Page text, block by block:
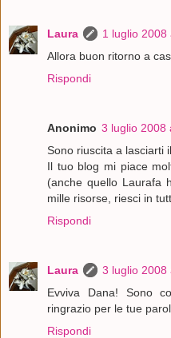
Laura
1 luglio 2008
Allora buon ritorno a
Rispondi
Anonimo 3 luglio 2008
Sono riuscita a lasciarti
Il tuo blog mi piace
(anche quello Laurafa
mille risorse, riesci in
Rispondi
Laura
3 luglio 2008
Evviva Dana! Sono
ringrazio per le tue
Rispondi